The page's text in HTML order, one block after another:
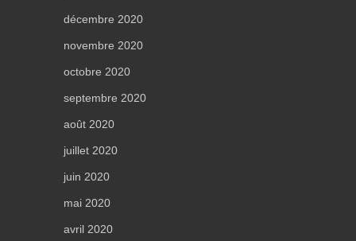
décembre 2020
novembre 2020
octobre 2020
septembre 2020
août 2020
juillet 2020
juin 2020
mai 2020
avril 2020